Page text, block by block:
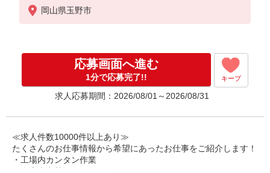
通費
岡山県玉野市
応募画面へ進む
1分で応募完了!! キープ
求人応募期間：2026/08/01～2026/08/31
≪求人件数10000件以上あり≫
たくさんのお仕事情報から希望にあったお仕事をご紹介します！
・工場内カンタン作業